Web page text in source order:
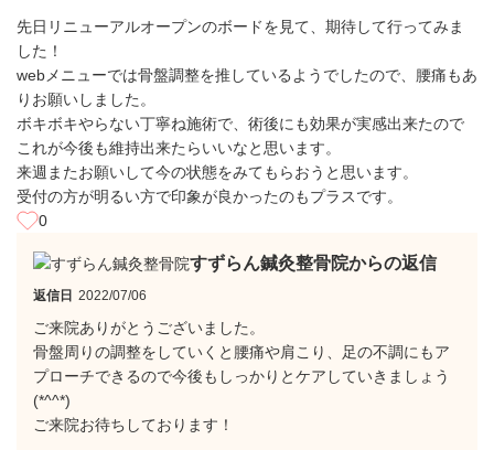
先日リニューアルオープンのボードを見て、期待して行ってみま
した！
webメニューでは骨盤調整を推しているようでしたので、腰痛もあ
りお願いしました。
ボキボキやらない丁寧ね施術で、術後にも効果が実感出来たので
これが今後も維持出来たらいいなと思います。
来週またお願いして今の状態をみてもらおうと思います。
受付の方が明るい方で印象が良かったのもプラスです。
0
すずらん鍼灸整骨院からの返信
返信日 2022/07/06
ご来院ありがとうございました。
骨盤周りの調整をしていくと腰痛や肩こり、足の不調にもア
プローチできるので今後もしっかりとケアしていきましょう
(*^^*)
ご来院お待ちしております！